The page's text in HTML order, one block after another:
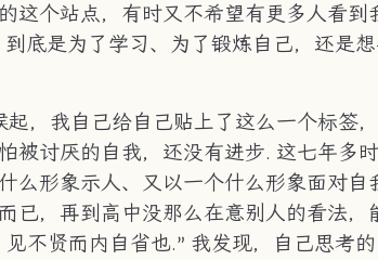
这个站点，有时又不希望有更多人看到
底是为了学习、为了锻炼自己，还是
，我自己给自己贴上了这么一个标签
被讨厌的自我，还没有进步. 这七年多时
么形象示人、又以一个什么形象面对自
已，再到高中没那么在意别人的看法，
不贤而内自省也.” 我发现，自己思考